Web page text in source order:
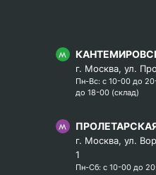
г. Москва, ул.
Пн-Вс: с 10-00 до
до 18-00 (склад)
г. Москва, ул.
1
Пн-Сб: с 10-00 до